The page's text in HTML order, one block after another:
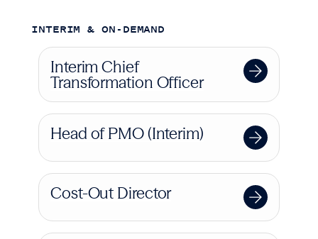
INTERIM & ON-DEMAND
Interim Chief
Transformation Officer
Head of PMO (Interim)
Cost-Out Director